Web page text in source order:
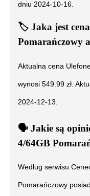
dniu 2024-10-16
🏷️ Jaka jest cena
Pomarańczowy
Aktualna cena
wynosi 549.99 zł.
2024-12-13
🗣️ Jakie są
4/64GB
Według serwisu
Pomarańczowy